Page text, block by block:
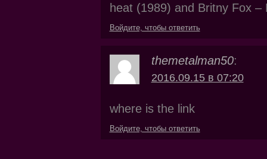
heat (1989) and Britny Fox –
Войдите, чтобы ответить
themetalman50:
2016.09.15 в 07:20
where is the link
Войдите, чтобы ответить